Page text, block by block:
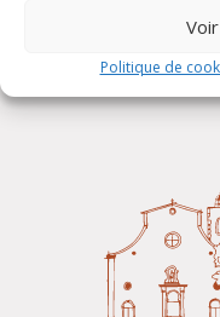
Politique de